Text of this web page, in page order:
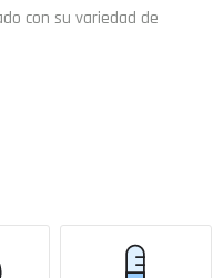
con su variedad de